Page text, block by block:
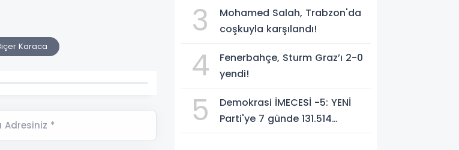
Karaca
Adresiniz *
3
Mohamed Salah, Trabzon'da
coşkuyla karşılandı!
4
Fenerbahçe, Sturm Graz’ı 2-0
yendi!
5
Demokrasi İMECESİ -5: YENİ
Parti'ye 7 günde 131.514